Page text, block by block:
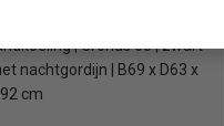
| Cronus 65 | zwart
nachtgordijn | B69 x D63 x
cm